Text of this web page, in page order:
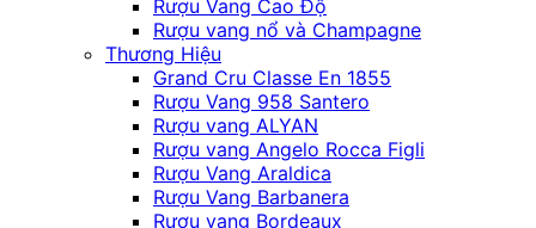
Rượu Vang Cao Độ
Rượu vang nổ và Champagne
Thương Hiệu
Grand Cru Classe En 1855
Rượu Vang 958 Santero
Rượu vang ALYAN
Rượu vang Angelo Rocca Figli
Rượu Vang Araldica
Rượu Vang Barbanera
Rượu vang Bordeaux